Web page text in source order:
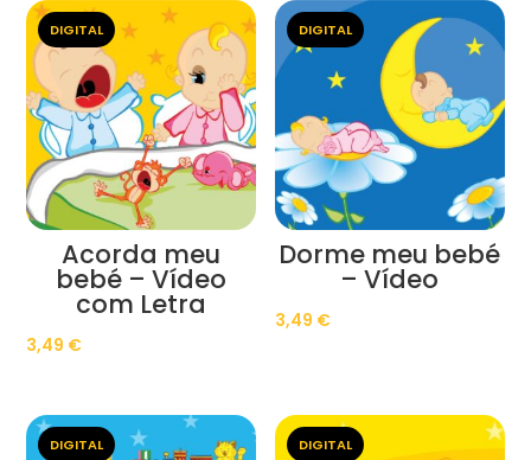
DIGITAL
Acorda meu
bebé – Vídeo
com Letra
3,49 €
DIGITAL
Dorme meu bebé
– Vídeo
3,49 €
DIGITAL DIGITAL